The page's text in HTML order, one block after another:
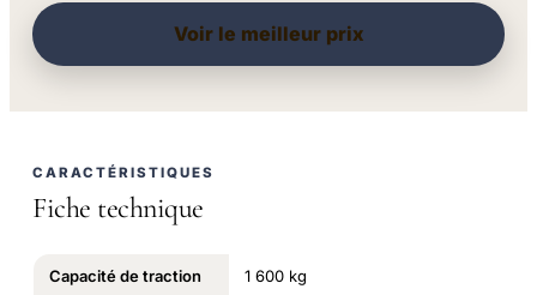
Voir le meilleur prix
CARACTÉRISTIQUES
Fiche technique
Capacité de traction 1 600 kg